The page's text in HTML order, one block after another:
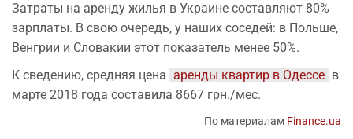
Затраты на аренду жилья в Украине составляют 80%
зарплаты. В свою очередь, у наших соседей: в Польше,
Венгрии и Словакии этот показатель менее 50%.
К сведению, средняя цена аренды квартир в Одессе в
марте 2018 года составила 8667 грн./мес.
По материалам Finance.ua